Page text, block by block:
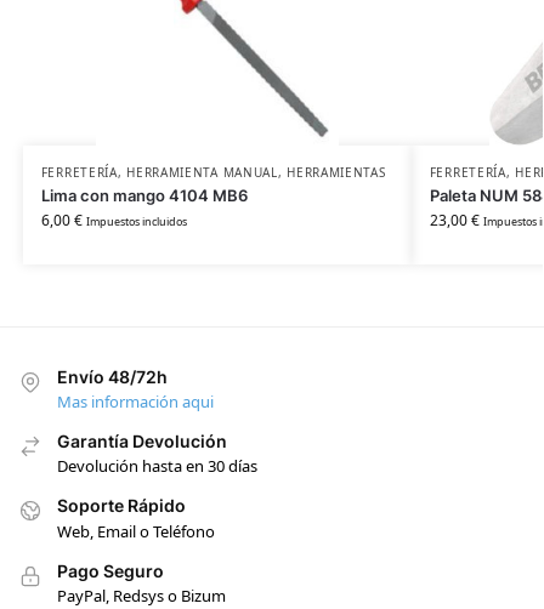
FERRETERÍA, HERRAMIENTA MANUAL , HERRAMIENTAS
Lima con mango 4104 MB6
6,00€ Impuestos incluidos
FERRETERÍA,
Paleta NUM
23,00€ Impuestos
Envío 48/72h
Mas información aqui
Garantía Devolución
Devolución hasta en 30 días
Soporte Rápido
Web, Email o Teléfono
Pago Seguro
PayPal, Redsys o Bizum